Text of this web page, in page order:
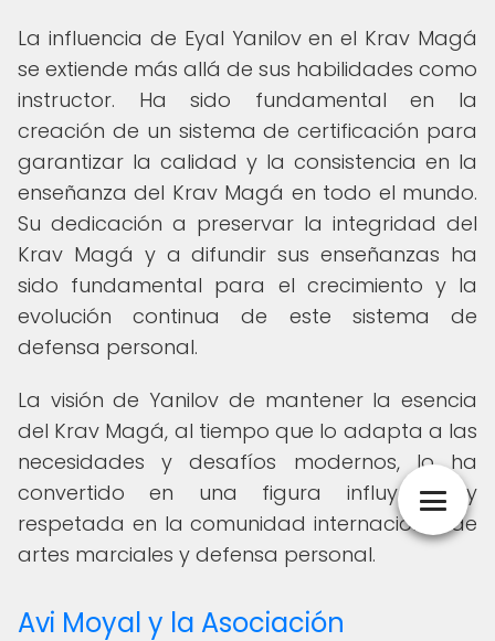
La influencia de Eyal Yanilov en el Krav Magá
se extiende más allá de sus habilidades como
instructor. Ha sido fundamental en la
creación de un sistema de certificación para
garantizar la calidad y la consistencia en la
enseñanza del Krav Magá en todo el mundo.
Su dedicación a preservar la integridad del
Krav Magá y a difundir sus enseñanzas ha
sido fundamental para el crecimiento y la
evolución continua de este sistema de
defensa personal.
La visión de Yanilov de mantener la esencia
del Krav Magá, al tiempo que lo adapta a las
necesidades y desafíos modernos, lo ha
convertido en una figura influyente y
respetada en la comunidad internacional de
artes marciales y defensa personal.
Avi Moyal y la Asociación